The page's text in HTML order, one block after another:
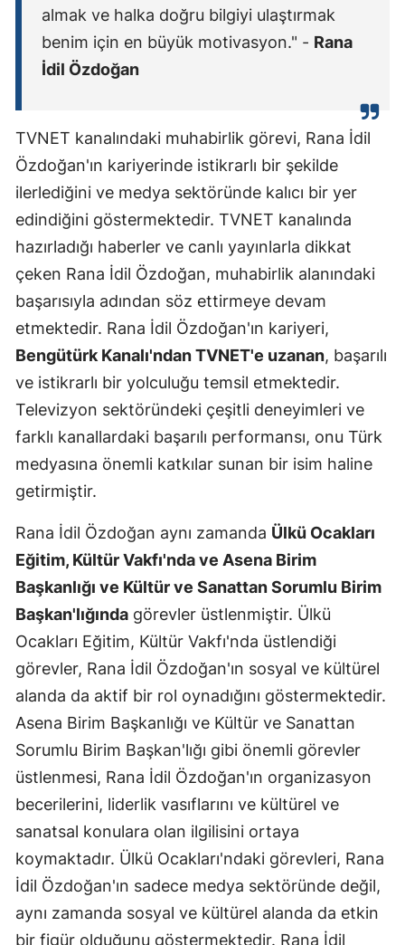
almak ve halka doğru bilgiyi ulaştırmak
benim için en büyük motivasyon." - Rana
İdil Özdoğan
TVNET kanalındaki muhabirlik görevi, Rana İdil
Özdoğan'ın kariyerinde istikrarlı bir şekilde
ilerlediğini ve medya sektöründe kalıcı bir yer
edindiğini göstermektedir. TVNET kanalında
hazırladığı haberler ve canlı yayınlarla dikkat
çeken Rana İdil Özdoğan, muhabirlik alanındaki
başarısıyla adından söz ettirmeye devam
etmektedir. Rana İdil Özdoğan'ın kariyeri,
Bengütürk Kanalı'ndan TVNET'e uzanan, başarılı
ve istikrarlı bir yolculuğu temsil etmektedir.
Televizyon sektöründeki çeşitli deneyimleri ve
farklı kanallardaki başarılı performansı, onu Türk
medyasına önemli katkılar sunan bir isim haline
getirmiştir.
Rana İdil Özdoğan aynı zamanda Ülkü Ocakları
Eğitim, Kültür Vakfı'nda ve Asena Birim
Başkanlığı ve Kültür ve Sanattan Sorumlu Birim
Başkan'lığında görevler üstlenmiştir. Ülkü
Ocakları Eğitim, Kültür Vakfı'nda üstlendiği
görevler, Rana İdil Özdoğan'ın sosyal ve kültürel
alanda da aktif bir rol oynadığını göstermektedir.
Asena Birim Başkanlığı ve Kültür ve Sanattan
Sorumlu Birim Başkan'lığı gibi önemli görevler
üstlenmesi, Rana İdil Özdoğan'ın organizasyon
becerilerini, liderlik vasıflarını ve kültürel ve
sanatsal konulara olan ilgilisini ortaya
koymaktadır. Ülkü Ocakları'ndaki görevleri, Rana
İdil Özdoğan'ın sadece medya sektöründe değil,
aynı zamanda sosyal ve kültürel alanda da etkin
bir figür olduğunu göstermektedir. Rana İdil